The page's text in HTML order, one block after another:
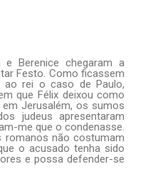
e Berenice chegaram a
Festo. Como ficassem
ao rei o caso de Paulo,
que Félix deixou como
em Jerusalém, os sumos
judeus apresentaram
me que o condenasse.
romanos não costumam
o acusado tenha sido
e possa defender-se